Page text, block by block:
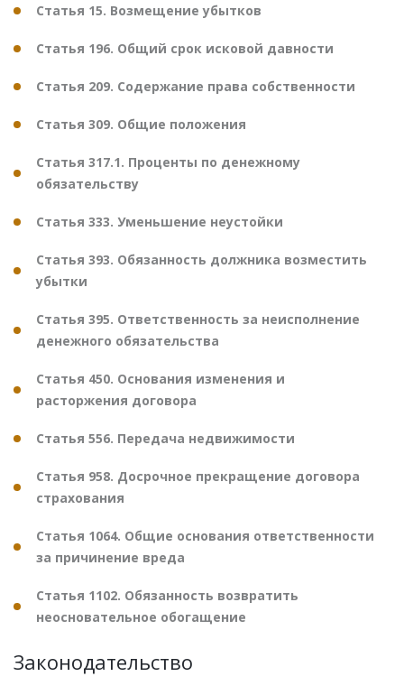
Статья 15. Возмещение убытков
Статья 196. Общий срок исковой давности
Статья 209. Содержание права собственности
Статья 309. Общие положения
Статья 317.1. Проценты по денежному
обязательству
Статья 333. Уменьшение неустойки
Статья 393. Обязанность должника возместить
убытки
Статья 395. Ответственность за неисполнение
денежного обязательства
Статья 450. Основания изменения и
расторжения договора
Статья 556. Передача недвижимости
Статья 958. Досрочное прекращение договора
страхования
Статья 1064. Общие основания ответственности
за причинение вреда
Статья 1102. Обязанность возвратить
неосновательное обогащение
Законодательство